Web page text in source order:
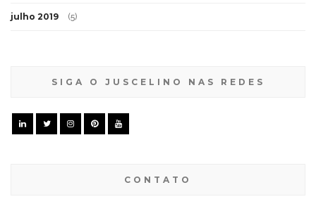
julho 2019 (5)
SIGA O JUSCELINO NAS REDES
CONTATO